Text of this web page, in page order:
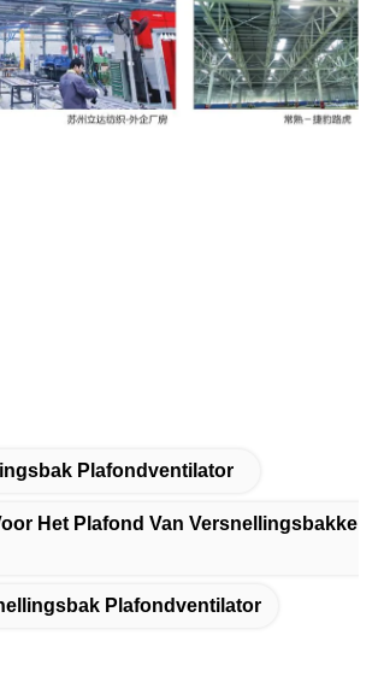
Plafondventilator
Het Plafond Van Versnellingsbakken
Plafondventilator